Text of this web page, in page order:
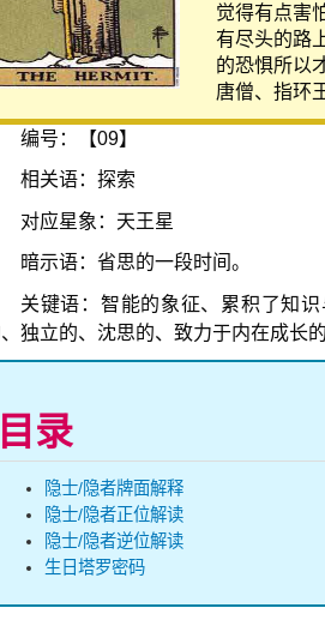
觉得有点害
有尽头的路
的恐惧所以
唐僧、指环
编号：【09】
相关语：探索
对应星象：天王星
暗示语：省思的一段时间。
关键语：智能的象征、累积了知
独立的、沈思的、致力于内在成长
目录
隐士/隐者牌面解释
隐士/隐者正位解读
隐士/隐者逆位解读
生日塔罗密码